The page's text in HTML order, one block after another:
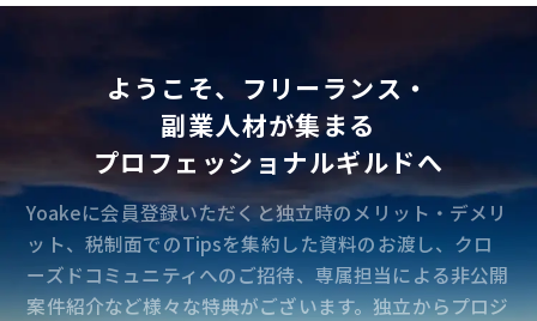
ようこそ、フリーランス・
副業人材が集まる
プロフェッショナルギルドへ
Yoakeに会員登録いただくと独立時のメリット・デメリ
ット、税制面でのTipsを集約した資料のお渡し、クロ
ーズドコミュニティへのご招待、専属担当による非公開
案件紹介など様々な特典がございます。独立からプロジ